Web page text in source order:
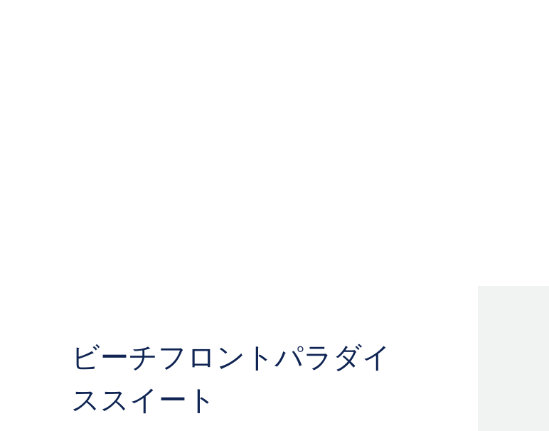
ビーチフロントパラダイ
ススイート